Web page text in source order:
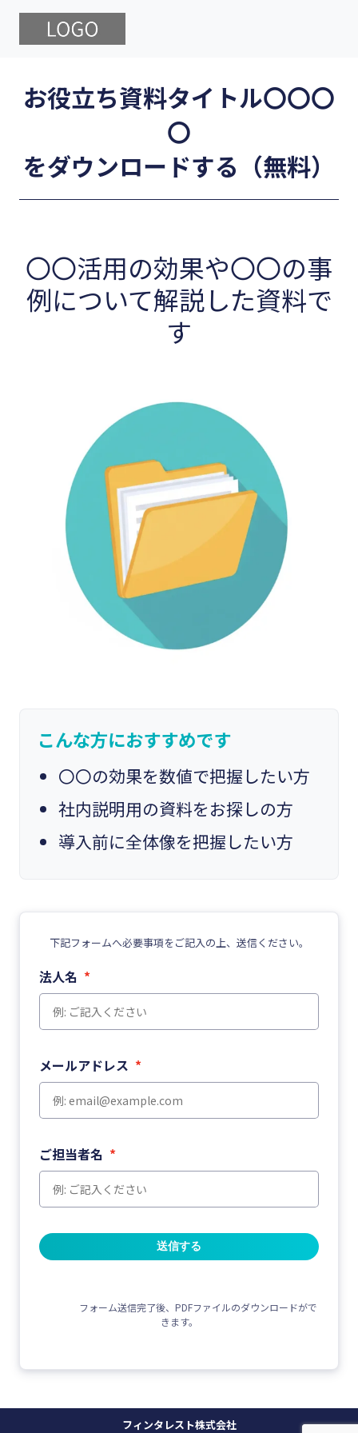
お役立ち資料タイトル〇〇〇
〇
をダウンロードする（無料）
〇〇活用の効果や〇〇の事
例について解説した資料で
す
こんな方におすすめです
〇〇の効果を数値で把握したい方
社内説明用の資料をお探しの方
導入前に全体像を把握したい方
下記フォームへ必要事項をご記入の上、送信ください。
法人名 *
メールアドレス *
ご担当者名 *
送信する
きます。
フィンタレスト株式会社